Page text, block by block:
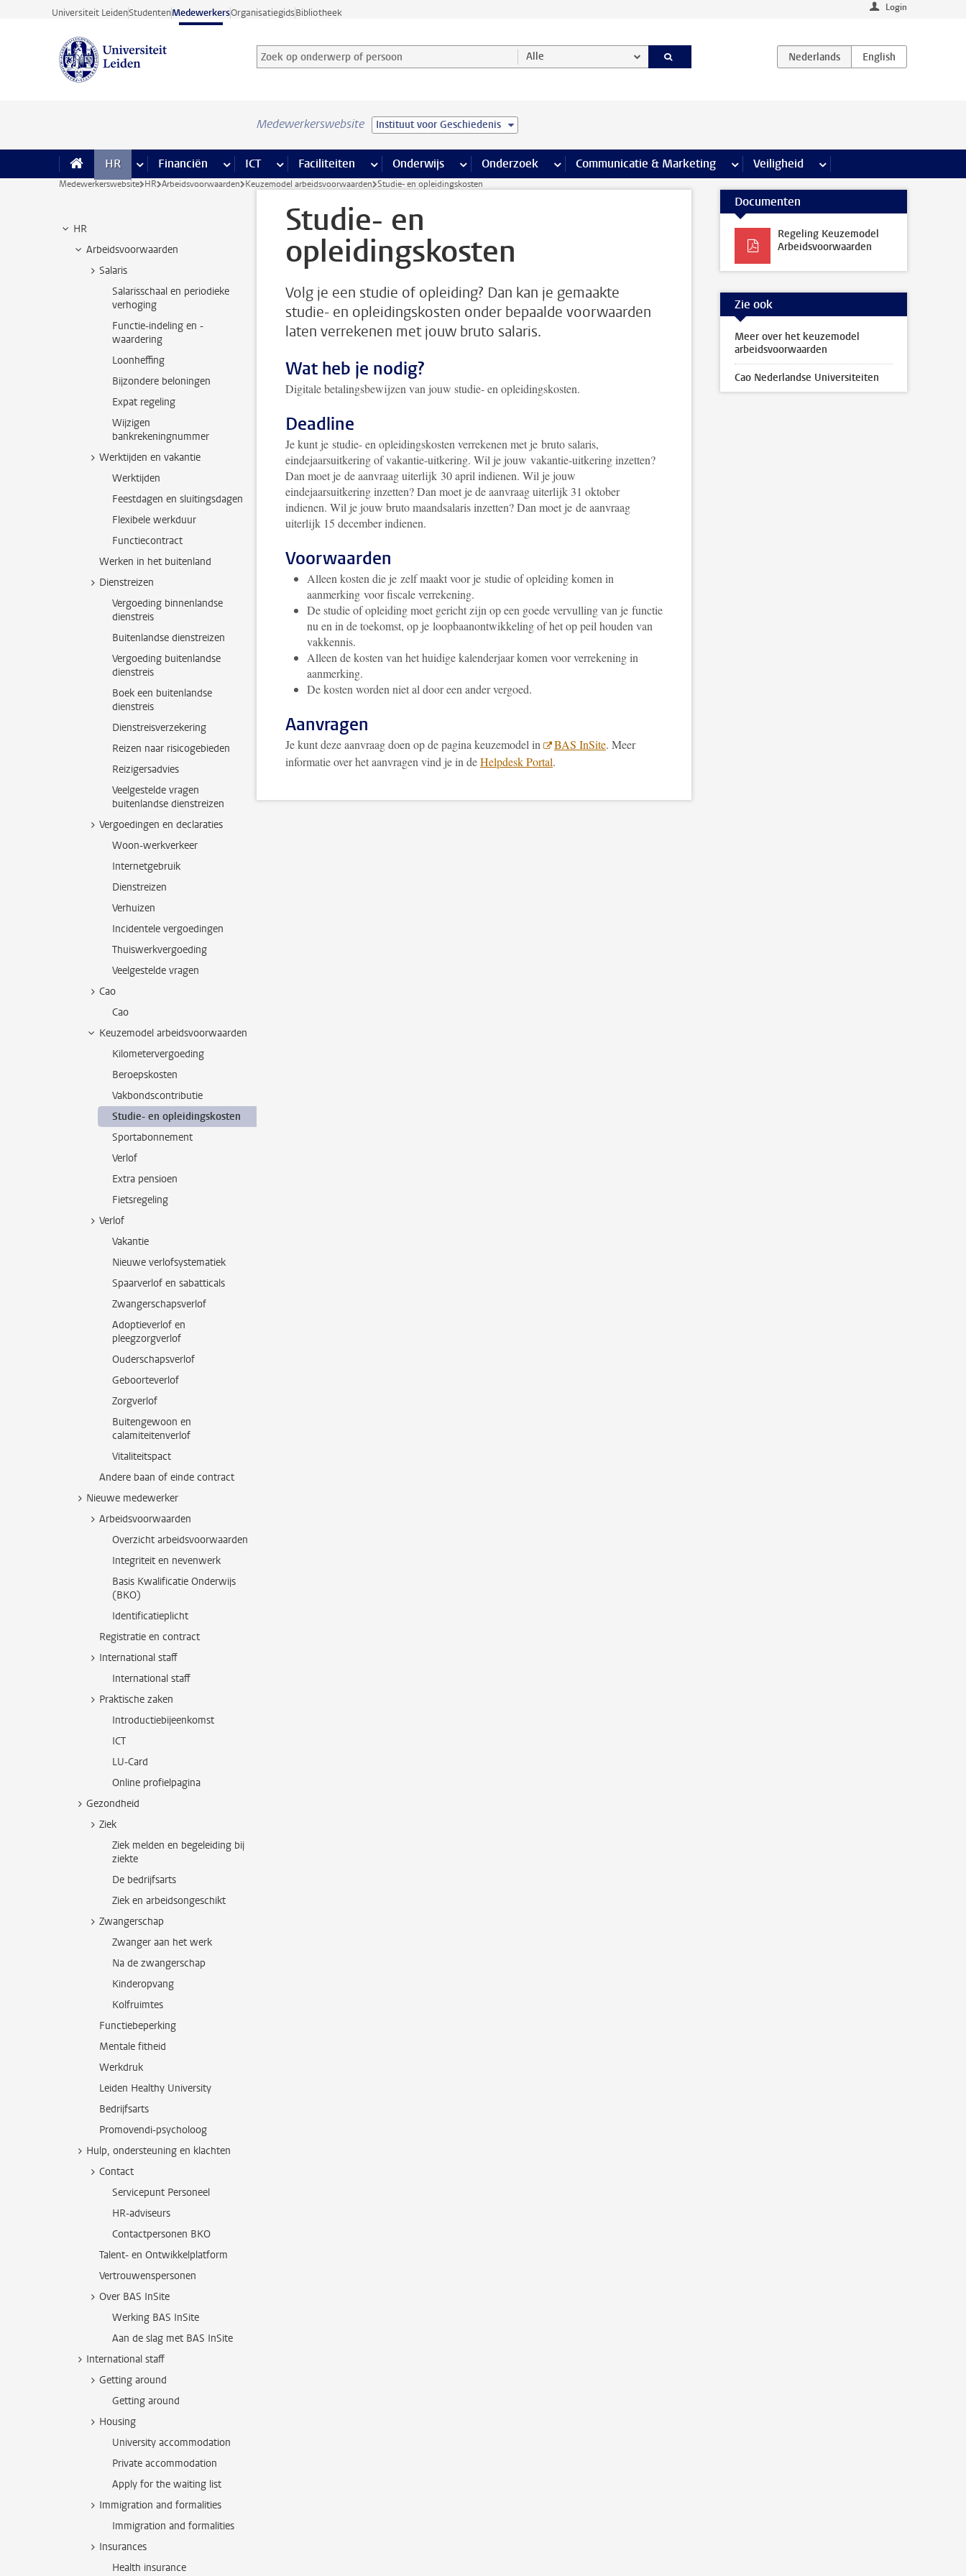
Ga direct naar de inhoud
Universiteit LeidenStudentenMedewerkersOrganisatiegidsBibliotheek Login
Zoek op onderwerp of persoon en selecteer categorie
Zoekterm Alle
Medewerkerswebsite Instituut voor Geschiedenis
HR meer HR pagina’s
Financiën meer Financiën pagina’s
ICT meer ICT pagina’s
Faciliteiten meer Faciliteiten pagina’s
Onderwijs meer Onderwijs pagina’s
Onderzoek meer Onderzoek pagina’s
Communicatie & Marketing meer Communicatie & Marketing pagina’s
Veiligheid meer Veiligheid pagina’s
Medewerkerswebsite HR Arbeidsvoorwaarden Keuzemodel arbeidsvoorwaarden Studie- en opleidingskosten
HR
Arbeidsvoorwaarden
Salaris
Salarisschaal en periodieke
verhoging
Functie-indeling en -
waardering
Loonheffing
Bijzondere beloningen
Expat regeling
Wijzigen
bankrekeningnummer
Werktijden en vakantie
Werktijden
Feestdagen en sluitingsdagen
Flexibele werkduur
Functiecontract
Werken in het buitenland
Dienstreizen
Vergoeding binnenlandse
dienstreis
Buitenlandse dienstreizen
Vergoeding buitenlandse
dienstreis
Boek een buitenlandse
dienstreis
Dienstreisverzekering
Reizen naar risicogebieden
Reizigersadvies
Veelgestelde vragen
buitenlandse dienstreizen
Vergoedingen en declaraties
Woon-werkverkeer
Internetgebruik
Dienstreizen
Verhuizen
Incidentele vergoedingen
Thuiswerkvergoeding
Veelgestelde vragen
Cao
Cao
Keuzemodel arbeidsvoorwaarden
Kilometervergoeding
Beroepskosten
Vakbondscontributie
Studie- en opleidingskosten
Sportabonnement
Verlof
Extra pensioen
Fietsregeling
Verlof
Vakantie
Nieuwe verlofsystematiek
Spaarverlof en sabatticals
Zwangerschapsverlof
Adoptieverlof en
pleegzorgverlof
Ouderschapsverlof
Geboorteverlof
Zorgverlof
Buitengewoon en
calamiteitenverlof
Vitaliteitspact
Andere baan of einde contract
Nieuwe medewerker
Arbeidsvoorwaarden
Overzicht arbeidsvoorwaarden
Integriteit en nevenwerk
Basis Kwalificatie Onderwijs
(BKO)
Identificatieplicht
Registratie en contract
International staff
International staff
Praktische zaken
Introductiebijeenkomst
ICT
LU-Card
Online profielpagina
Gezondheid
Ziek
Ziek melden en begeleiding bij
ziekte
De bedrijfsarts
Ziek en arbeidsongeschikt
Zwangerschap
Zwanger aan het werk
Na de zwangerschap
Kinderopvang
Kolfruimtes
Functiebeperking
Mentale fitheid
Werkdruk
Leiden Healthy University
Bedrijfsarts
Promovendi-psycholoog
Hulp, ondersteuning en klachten
Contact
Servicepunt Personeel
HR-adviseurs
Contactpersonen BKO
Talent- en Ontwikkelplatform
Vertrouwenspersonen
Over BAS InSite
Werking BAS InSite
Aan de slag met BAS InSite
International staff
Getting around
Getting around
Housing
University accommodation
Private accommodation
Apply for the waiting list
Immigration and formalities
Immigration and formalities
Insurances
Health insurance
Studie- en
opleidingskosten
Volg je een studie of opleiding? Dan kan je gemaakte
studie- en opleidingskosten onder bepaalde voorwaarden
laten verrekenen met jouw bruto salaris.
Wat heb je nodig?
Digitale betalingsbewijzen van jouw studie- en opleidingskosten.
Deadline
Je kunt je studie- en opleidingskosten verrekenen met je bruto salaris,
eindejaarsuitkering of vakantie-uitkering. Wil je jouw vakantie-uitkering inzetten?
Dan moet je de aanvraag uiterlijk 30 april indienen. Wil je jouw
eindejaarsuitkering inzetten? Dan moet je de aanvraag uiterlijk 31 oktober
indienen. Wil je jouw bruto maandsalaris inzetten? Dan moet je de aanvraag
uiterlijk 15 december indienen.
Voorwaarden
Alleen kosten die je zelf maakt voor je studie of opleiding komen in
aanmerking voor fiscale verrekening.
De studie of opleiding moet gericht zijn op een goede vervulling van je functie
nu en in de toekomst, op je loopbaanontwikkeling of het op peil houden van
vakkennis.
Alleen de kosten van het huidige kalenderjaar komen voor verrekening in
aanmerking.
De kosten worden niet al door een ander vergoed.
Aanvragen
Je kunt deze aanvraag doen op de pagina keuzemodel in BAS InSite. Meer
informatie over het aanvragen vind je in deHelpdesk Portal.
Documenten
Regeling Keuzemodel
Arbeidsvoorwaarden
Zie ook
Meer over het keuzemodel
arbeidsvoorwaarden
Cao Nederlandse Universiteiten